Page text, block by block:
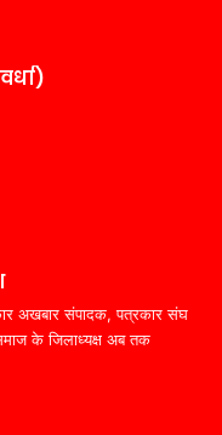
अखबार संपादक, पत्रकार संघ
के जिलाध्यक्ष अब तक